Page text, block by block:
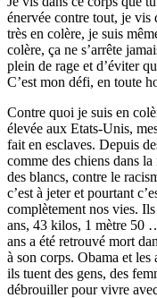
énervée contre tout, je vis
très en colère, je suis
colère, ça ne s’arrête
plein de rage et d’éviter
C’est mon défi, en toute
Contre quoi je suis en
élevée aux Etats-Unis,
fait en esclaves. Depuis
comme des chiens dans
des blancs, contre le
c’est à jeter et pourtant
complètement nos vies.
ans, 43 kilos, 1 mètre 50
ans a été retrouvé mort
à son corps. Obama et les
ils tuent des gens, des
débrouiller pour vivre